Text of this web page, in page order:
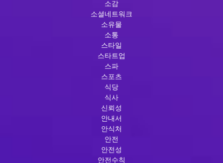
소감
소셜네트워크
소유물
소통
스타일
스타트업
스파
스포츠
식당
식사
신뢰성
안내서
안식처
안전
안전성
안전수칙